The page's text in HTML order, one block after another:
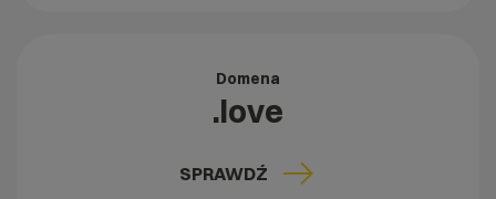
Domena
.love
SPRAWDŹ